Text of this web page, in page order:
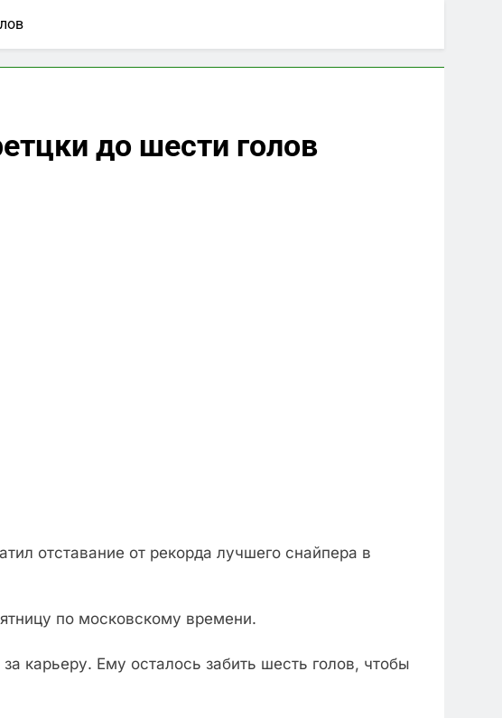
до шести голов
отставание от рекорда лучшего снайпера в
по московскому времени.
карьеру. Ему осталось забить шесть голов, чтобы